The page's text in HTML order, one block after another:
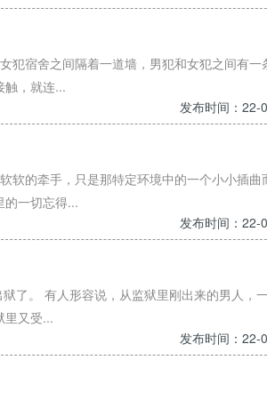
犯宿舍之间隔着一道墙，男犯和女犯之间有一
触，就连...
发布时间：22-
软的牵手，只是那特定环境中的一个小小插曲
的一切忘得...
发布时间：22-
了。 有人形容说，从监狱里刚出来的男人，
里又受...
发布时间：22-